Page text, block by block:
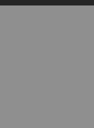
خود هستید،